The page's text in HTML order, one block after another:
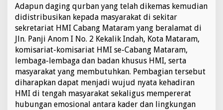
w
a
t
K
e
p
e
d
u
l
i
a
Adapun daging qurban yang telah dikemas kemudian
didistribusikan kepada masyarakat di sekitar
sekretariat HMI Cabang Mataram yang beralamat di
Jln. Panji Anom I No. 2 Kekalik Indah, Kota Mataram,
komisariat-komisariat HMI se-Cabang Mataram,
lembaga-lembaga dan badan khusus HMI, serta
masyarakat yang membutuhkan. Pembagian tersebut
diharapkan dapat menjadi wujud nyata kehadiran
HMI di tengah masyarakat sekaligus mempererat
hubungan emosional antara kader dan lingkungan